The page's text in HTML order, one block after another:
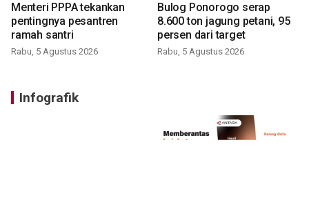
Menteri PPPA tekankan
pentingnya pesantren
ramah santri
Rabu, 5 Agustus 2026
Bulog Ponorogo serap
8.600 ton jagung petani, 95
persen dari target
Rabu, 5 Agustus 2026
Infografik